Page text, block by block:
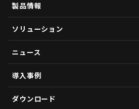
製品情報
ソリューション
ニュース
導入事例
ダウンロード